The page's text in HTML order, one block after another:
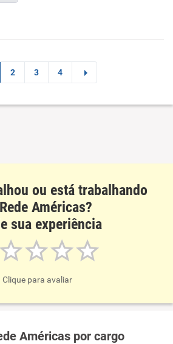
2 3 4
ou está trabalhando
Américas?
sua experiência
Clique para avaliar
Américas por cargo